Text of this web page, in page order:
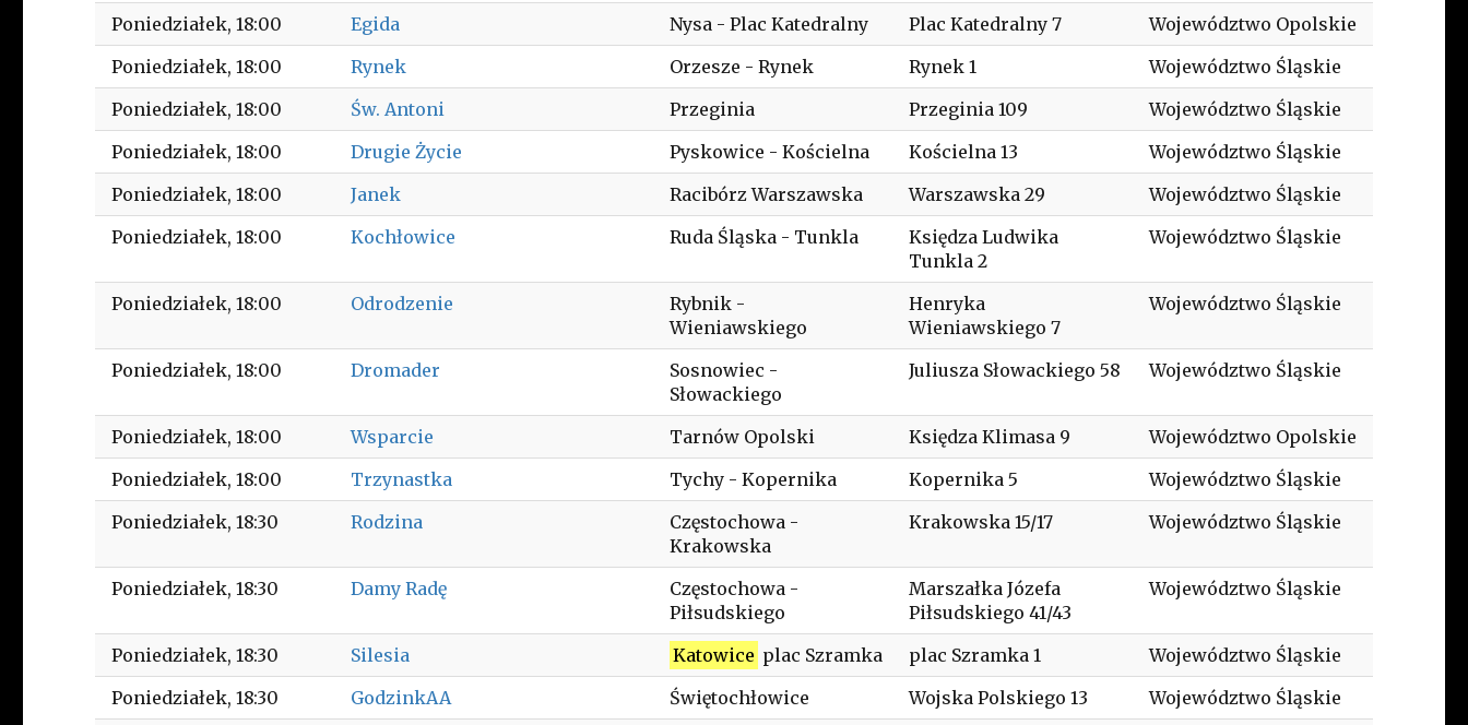
Poniedziałek 18:00 Egida Nysa - Plac Katedralny Plac Katedralny 7
Województwo Opolskie
Poniedziałek 18:00 Rynek Orzesze - Rynek Rynek 1
Województwo Śląskie
Poniedziałek 18:00 Św. Antoni Przeginia Przeginia 109
Województwo Śląskie
Poniedziałek 18:00 Drugie Życie Pyskowice - Kościelna Kościelna 13
Województwo Śląskie
Poniedziałek 18:00 Janek Racibórz Warszawska Warszawska 29
Województwo Śląskie
Poniedziałek 18:00 Kochłowice Ruda Śląska - Tunkla
Księdza Ludwika
Tunkla 2
Województwo Śląskie
Poniedziałek 18:00 Odrodzenie
Rybnik -
Wieniawskiego
Henryka
Wieniawskiego 7
Województwo Śląskie
Poniedziałek 18:00 Dromader
Sosnowiec -
Słowackiego
Juliusza Słowackiego 58 Województwo Śląskie
Poniedziałek 18:00 Wsparcie Tarnów Opolski Księdza Klimasa 9
Województwo Opolskie
Poniedziałek 18:00 Trzynastka Tychy - Kopernika Kopernika 5
Województwo Śląskie
Poniedziałek 18:30 Rodzina
Częstochowa -
Krakowska
Krakowska 15/17 Województwo Śląskie
Poniedziałek 18:30 Damy Radę
Częstochowa -
Piłsudskiego
Marszałka Józefa
Piłsudskiego 41/43
Województwo Śląskie
Poniedziałek 18:30 Silesia Katowice plac Szramka plac Szramka 1
Województwo Śląskie
Poniedziałek 18:30 GodzinkAA Świętochłowice Wojska Polskiego 13
Województwo Śląskie